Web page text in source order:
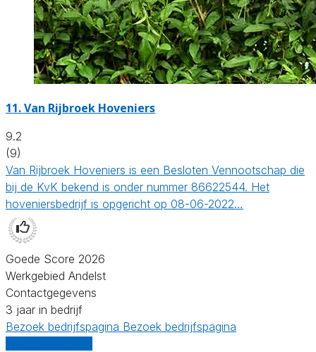
11.Van Rijbroek Hoveniers
9.2
(9)
Van Rijbroek Hoveniers is een Besloten Vennootschap die
bij de KvK bekend is onder nummer 86622544. Het
hoveniersbedrijf is opgericht op 08-06-2022…
Goede Score 2026
Werkgebied Andelst
Contactgegevens
3 jaar in bedrijf
Bezoek bedrijfspagina Bezoek bedrijfspagina